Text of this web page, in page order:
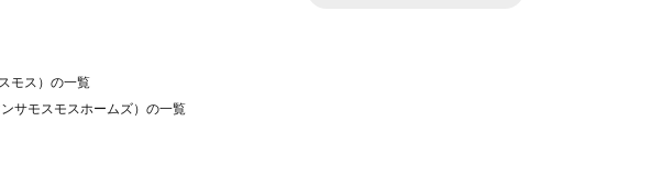
モス）の一覧
サモスモスホームズ）の一覧
ツハルバイサマンサモスモス）の一覧